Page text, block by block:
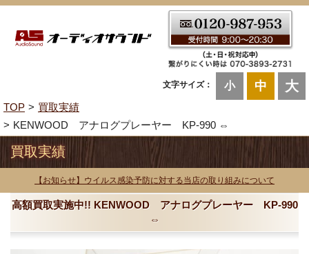
文字サイズ： 小 中 大
TOP
買取実績
KENWOOD アナログプレーヤー KP-990 ⇔
買取実績
【お知らせ】ウイルス感染予防に対する当店の取り組みについて
高額買取実施中!! KENWOOD アナログプレーヤー KP-990
⇔